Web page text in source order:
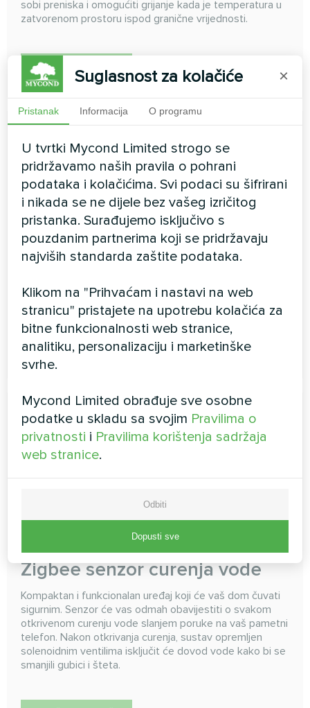
sobi preniska i omogućiti grijanje kada je temperatura u
zatvorenom prostoru ispod granične vrijednosti.
PROČITAJTE VIŠE
Samo jedan pritisak za poziv u pomoć
PROČITAJTE VIŠE
Zigbee senzor curenja vode
Kompaktan i funkcionalan uređaj koji će vaš dom čuvati
sigurnim. Senzor će vas odmah obavijestiti o svakom
otkrivenom curenju vode slanjem poruke na vaš pametni
telefon. Nakon otkrivanja curenja, sustav opremljen
solenoidnim ventilima isključit će dovod vode kako bi se
smanjili gubici i šteta.
Suglasnost za kolačiće ×
Pristanak Informacija O programu
U tvrtki Mycond Limited strogo se
pridržavamo naših pravila o pohrani
podataka i kolačićima. Svi podaci su šifrirani
i nikada se ne dijele bez vašeg izričitog
pristanka. Surađujemo isključivo s
pouzdanim partnerima koji se pridržavaju
najviših standarda zaštite podataka.
Klikom na "Prihvaćam i nastavi na web
stranicu" pristajete na upotrebu kolačića za
bitne funkcionalnosti web stranice,
analitiku, personalizaciju i marketinške
svrhe.
Mycond Limited obrađuje sve osobne
podatke u skladu sa svojim Pravilima o
privatnosti i Pravilima korištenja sadržaja
web stranice.
Odbiti
Dopusti sve